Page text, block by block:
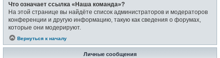
Что означает ссылка «Наша команда»?
На этой странице вы найдёте список администраторов и модераторов
конференции и другую информацию, такую как сведения о форумах,
которые они модерируют.
Вернуться к началу
Личные сообщения